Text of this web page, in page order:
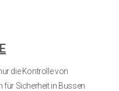
die Kontrolle von
Sicherheit in Bussen